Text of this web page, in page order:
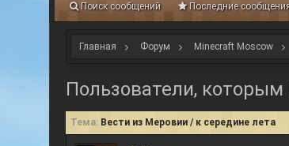
Главная Форум Minecraft Moscow
Пользователи,
Тема: Вести из Меровии / к середине лета
Поиск сообщений Последние